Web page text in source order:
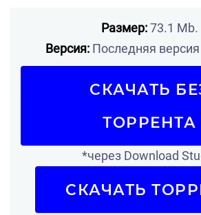
Размер:73.1 Mb.
Версия:Последняя
СКАЧАТЬ
ТОРРЕНТА
*через Download
СКАЧАТЬ